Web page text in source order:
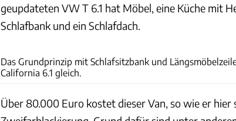
geupdateten VW T 6.1 hat Möbel, eine Küche mit
Schlafbank und ein Schlafdach.
Das Grundprinzip mit Schlafsitzbank und
California 6.1 gleich.
Über 80.000 Euro kostet dieser Van, so wie er hier